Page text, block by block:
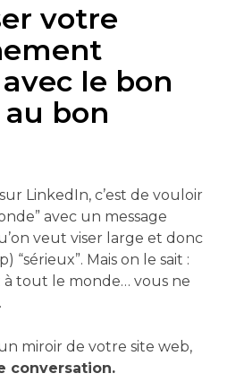
votre
le bon
bon
LinkedIn, c’est de vouloir
avec un message
veut viser large et donc
Mais on le sait :
tout le monde… vous ne
miroir de votre site web,
conversation.